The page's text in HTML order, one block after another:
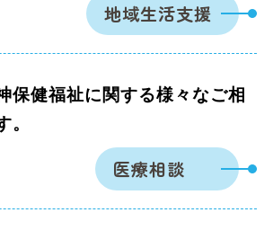
地域生活支援
保健福祉に関する様々なご相
。
医療相談